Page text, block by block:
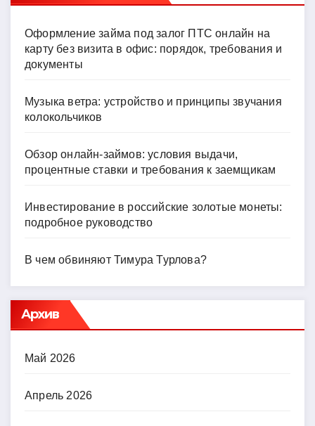
Оформление займа под залог ПТС онлайн на
карту без визита в офис: порядок, требования и
документы
Музыка ветра: устройство и принципы звучания
колокольчиков
Обзор онлайн-займов: условия выдачи,
процентные ставки и требования к заемщикам
Инвестирование в российские золотые монеты:
подробное руководство
В чем обвиняют Тимура Турлова?
Архив
Май 2026
Апрель 2026